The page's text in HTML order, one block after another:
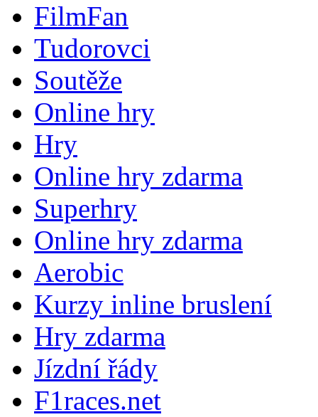
FilmFan
Tudorovci
Soutěže
Online hry
Hry
Online hry zdarma
Superhry
Online hry zdarma
Aerobic
Kurzy inline bruslení
Hry zdarma
Jízdní řády
F1races.net